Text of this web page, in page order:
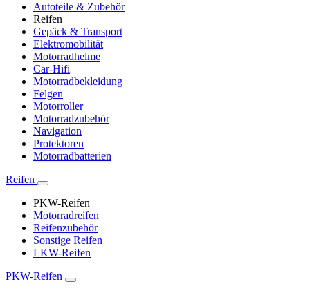
Autoteile & Zubehör
Reifen
Gepäck & Transport
Elektromobilität
Motorradhelme
Car-Hifi
Motorradbekleidung
Felgen
Motorroller
Motorradzubehör
Navigation
Protektoren
Motorradbatterien
Reifen
PKW-Reifen
Motorradreifen
Reifenzubehör
Sonstige Reifen
LKW-Reifen
PKW-Reifen